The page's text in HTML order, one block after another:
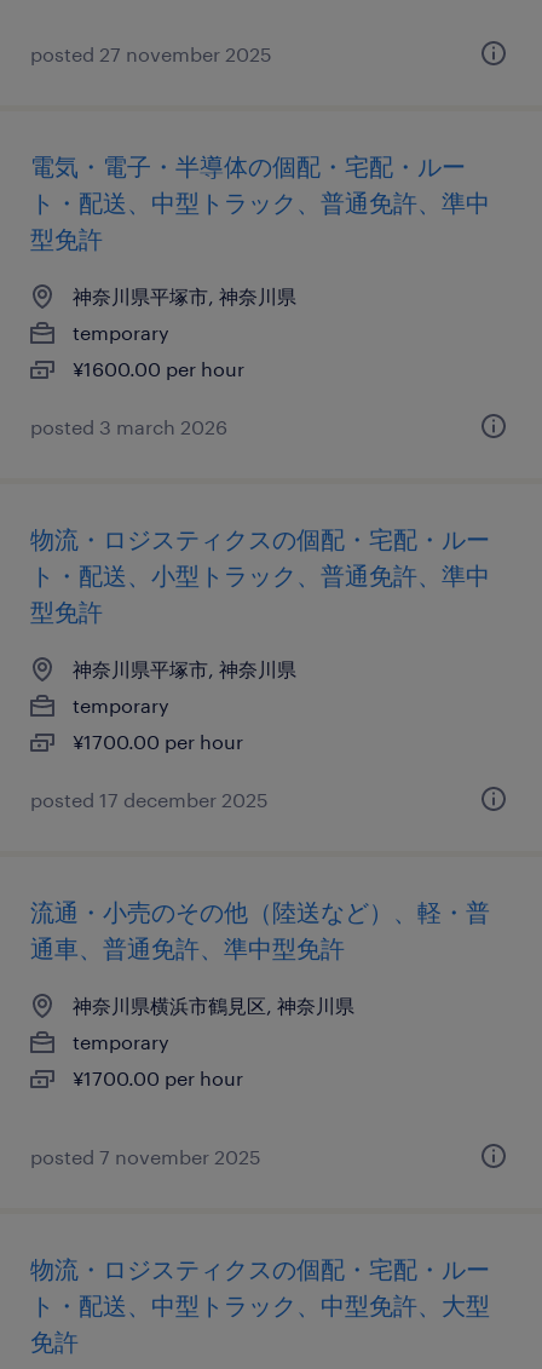
posted 27 november 2025
電気・電子・半導体の個配・宅配・ルー
ト・配送、中型トラック、普通免許、準中
型免許
神奈川県平塚市, 神奈川県
temporary
¥1600.00 per hour
posted 3 march 2026
物流・ロジスティクスの個配・宅配・ルー
ト・配送、小型トラック、普通免許、準中
型免許
神奈川県平塚市, 神奈川県
temporary
¥1700.00 per hour
posted 17 december 2025
流通・小売のその他（陸送など）、軽・普
通車、普通免許、準中型免許
神奈川県横浜市鶴見区, 神奈川県
temporary
¥1700.00 per hour
posted 7 november 2025
物流・ロジスティクスの個配・宅配・ルー
ト・配送、中型トラック、中型免許、大型
免許